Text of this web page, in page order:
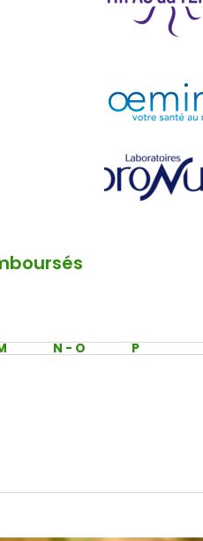
N - O P